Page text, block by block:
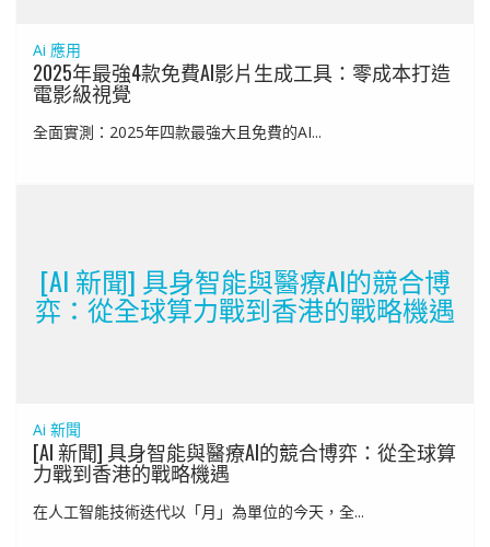
Ai 應用
2025年最強4款免費AI影片生成工具：零成本打造
電影級視覺
全面實測：2025年四款最強大且免費的AI...
[AI 新聞] 具身智能與醫療AI的競合博
弈：從全球算力戰到香港的戰略機遇
Ai 新聞
[AI 新聞] 具身智能與醫療AI的競合博弈：從全球算
力戰到香港的戰略機遇
在人工智能技術迭代以「月」為單位的今天，全...